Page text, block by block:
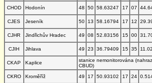
CHOD
Hodonín 48 50 58.63247 17 07
CJES
Jeseník 50 13 58.16794 17 12
CJHR
Jindřichův Hradec 49 08 52.83156 15 00
CJIH
Jihlava 49 23 36.79409 15 35
CKAP
Kaplice
stanice nemonitorována
CBUD)
CKRO
Kroměříž 49 17 50.93102 17 24